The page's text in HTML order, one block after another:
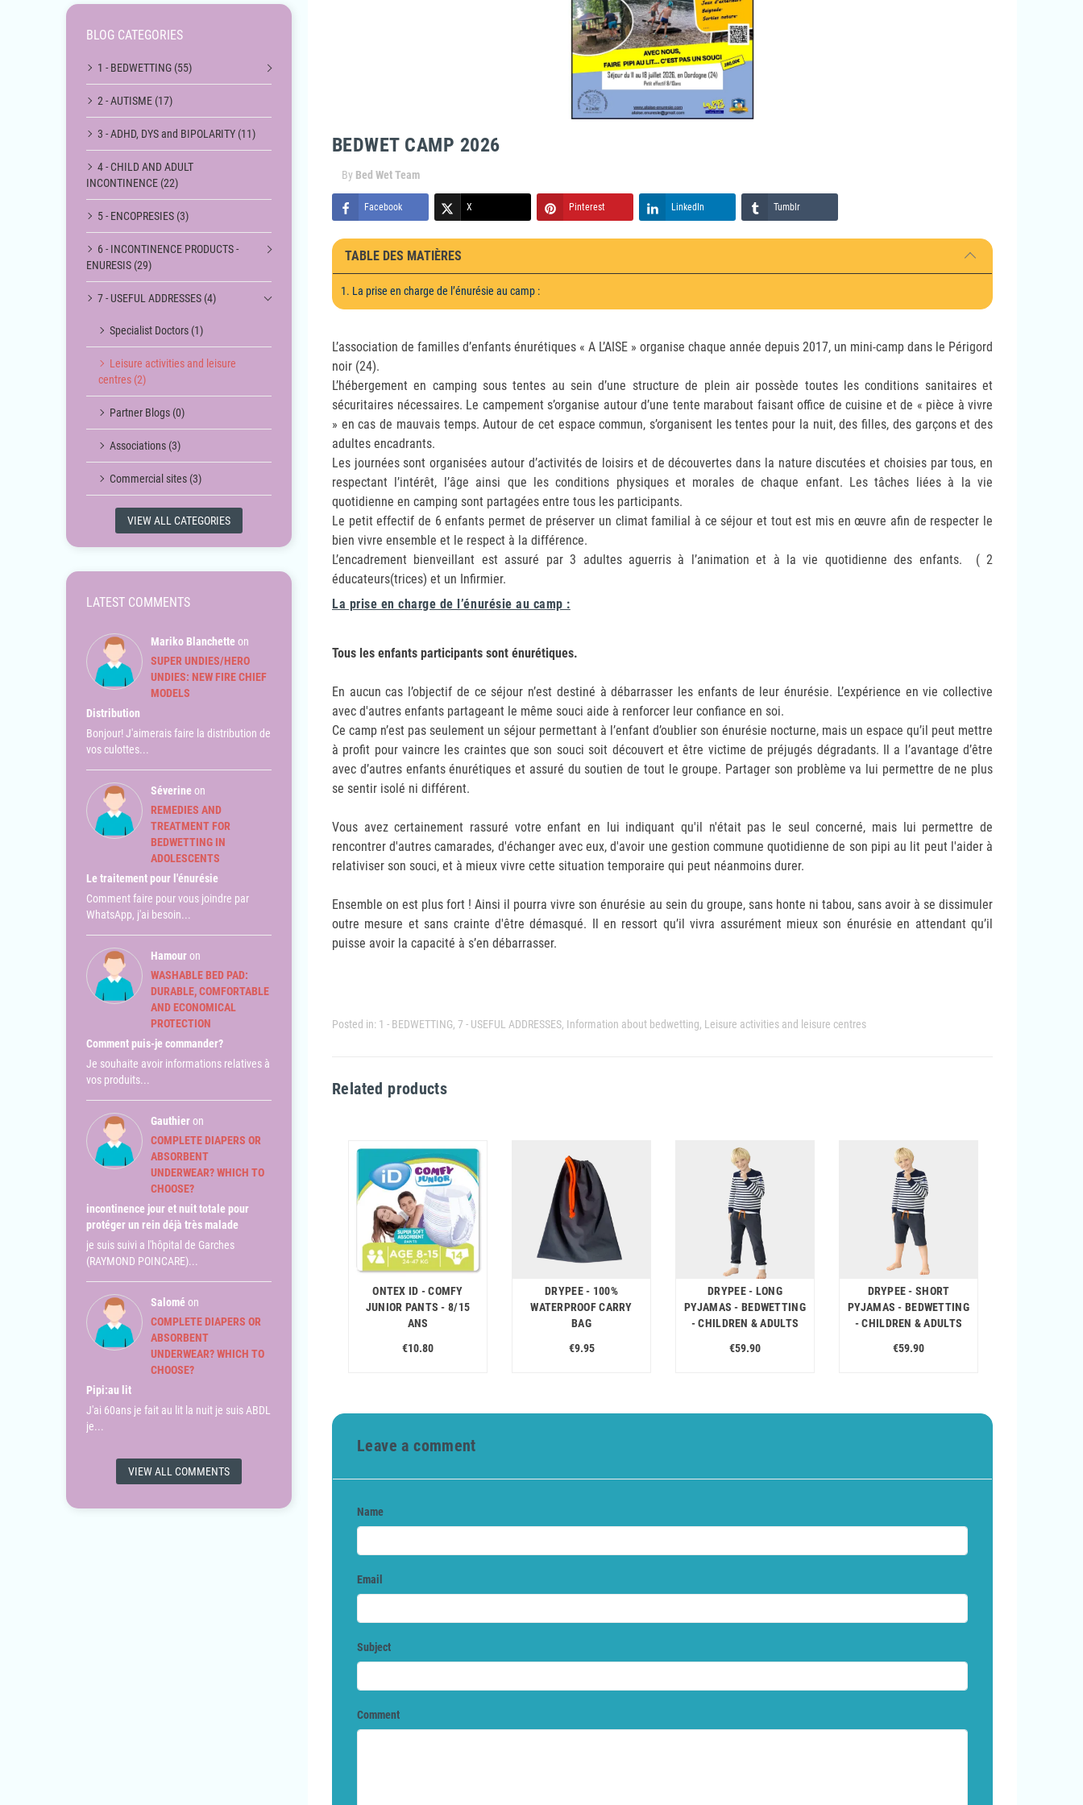
BLOG CATEGORIES
1 - BEDWETTING (55)
2 - AUTISME (17)
3 - ADHD, DYS and BIPOLARITY (11)
4 - CHILD AND ADULT
INCONTINENCE (22)
5 - ENCOPRESIES (3)
6 - INCONTINENCE PRODUCTS -
ENURESIS (29)
7 - USEFUL ADDRESSES (4)
Specialist Doctors (1)
Leisure activities and leisure
centres (2)
Partner Blogs (0)
Associations (3)
Commercial sites (3)
VIEW ALL CATEGORIES
LATEST COMMENTS
Mariko Blanchetteon
SUPER UNDIES/HERO
UNDIES: NEW FIRE CHIEF
MODELS
Distribution
Bonjour! J'aimerais faire la distribution de
vos culottes...
Séverineon
REMEDIES AND
TREATMENT FOR
BEDWETTING IN
ADOLESCENTS
Le traitement pour l'énurésie
Comment faire pour vous joindre par
WhatsApp, j'ai besoin...
Hamouron
WASHABLE BED PAD:
DURABLE, COMFORTABLE
AND ECONOMICAL
PROTECTION
Comment puis-je commander?
Je souhaite avoir informations relatives à
vos produits...
Gauthieron
COMPLETE DIAPERS OR
ABSORBENT
UNDERWEAR? WHICH TO
CHOOSE?
incontinence jour et nuit totale pour
protéger un rein déjà très malade
je suis suivi a l'hôpital de Garches
(RAYMOND POINCARE)...
Saloméon
COMPLETE DIAPERS OR
ABSORBENT
UNDERWEAR? WHICH TO
CHOOSE?
Pipi:au lit
J'ai 60ans je fait au lit la nuit je suis ABDL
je...
VIEW ALL COMMENTS
BEDWET CAMP 2026
By Bed Wet Team
Facebook X Pinterest LinkedIn Tumblr
TABLE DES MATIÈRES
1. La prise en charge de l’énurésie au camp :
L’association de familles d’enfants énurétiques « A L’AISE » organise chaque année depuis 2017, un mini-camp dans le Périgord
noir (24).
L’hébergement en camping sous tentes au sein d’une structure de plein air possède toutes les conditions sanitaires et
sécuritaires nécessaires. Le campement s’organise autour d’une tente marabout faisant office de cuisine et de « pièce à vivre
» en cas de mauvais temps. Autour de cet espace commun, s’organisent les tentes pour la nuit, des filles, des garçons et des
adultes encadrants.
Les journées sont organisées autour d’activités de loisirs et de découvertes dans la nature discutées et choisies par tous, en
respectant l’intérêt, l’âge ainsi que les conditions physiques et morales de chaque enfant. Les tâches liées à la vie
quotidienne en camping sont partagées entre tous les participants.
Le petit effectif de 6 enfants permet de préserver un climat familial à ce séjour et tout est mis en œuvre afin de respecter le
bien vivre ensemble et le respect à la différence.
L’encadrement bienveillant est assuré par 3 adultes aguerris à l’animation et à la vie quotidienne des enfants. ( 2
éducateurs(trices) et un Infirmier.
La prise en charge de l’énurésie au camp :
Tous les enfants participants sont énurétiques.
En aucun cas l’objectif de ce séjour n’est destiné à débarrasser les enfants de leur énurésie. L’expérience en vie collective
avec d'autres enfants partageant le même souci aide à renforcer leur confiance en soi.
Ce camp n’est pas seulement un séjour permettant à l’enfant d’oublier son énurésie nocturne, mais un espace qu’il peut mettre
à profit pour vaincre les craintes que son souci soit découvert et être victime de préjugés dégradants. Il a l’avantage d’être
avec d’autres enfants énurétiques et assuré du soutien de tout le groupe. Partager son problème va lui permettre de ne plus
se sentir isolé ni différent.
Vous avez certainement rassuré votre enfant en lui indiquant qu'il n'était pas le seul concerné, mais lui permettre de
rencontrer d'autres camarades, d'échanger avec eux, d'avoir une gestion commune quotidienne de son pipi au lit peut l'aider à
relativiser son souci, et à mieux vivre cette situation temporaire qui peut néanmoins durer.
Ensemble on est plus fort ! Ainsi il pourra vivre son énurésie au sein du groupe, sans honte ni tabou, sans avoir à se dissimuler
outre mesure et sans crainte d'être démasqué. Il en ressort qu’il vivra assurément mieux son énurésie en attendant qu’il
puisse avoir la capacité à s’en débarrasser.
Posted in: 1 - BEDWETTING, 7 - USEFUL ADDRESSES, Information about bedwetting, Leisure activities and leisure centres
Related products
ONTEX ID - COMFY
JUNIOR PANTS - 8/15
ANS
€10.80
DRYPEE - 100%
WATERPROOF CARRY
BAG
€9.95
DRYPEE - LONG
PYJAMAS - BEDWETTING
- CHILDREN & ADULTS
€59.90
DRYPEE - SHORT
PYJAMAS - BEDWETTING
- CHILDREN & ADULTS
€59.90
Leave a comment
Name
Email
Subject
Comment